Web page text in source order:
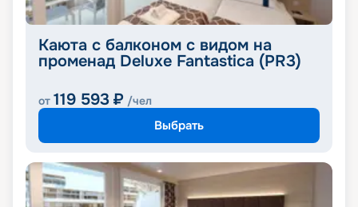
Каюта с балконом с видом на
променад Deluxe Fantastica (PR3)
от 119 593 ₽ /чел
Выбрать